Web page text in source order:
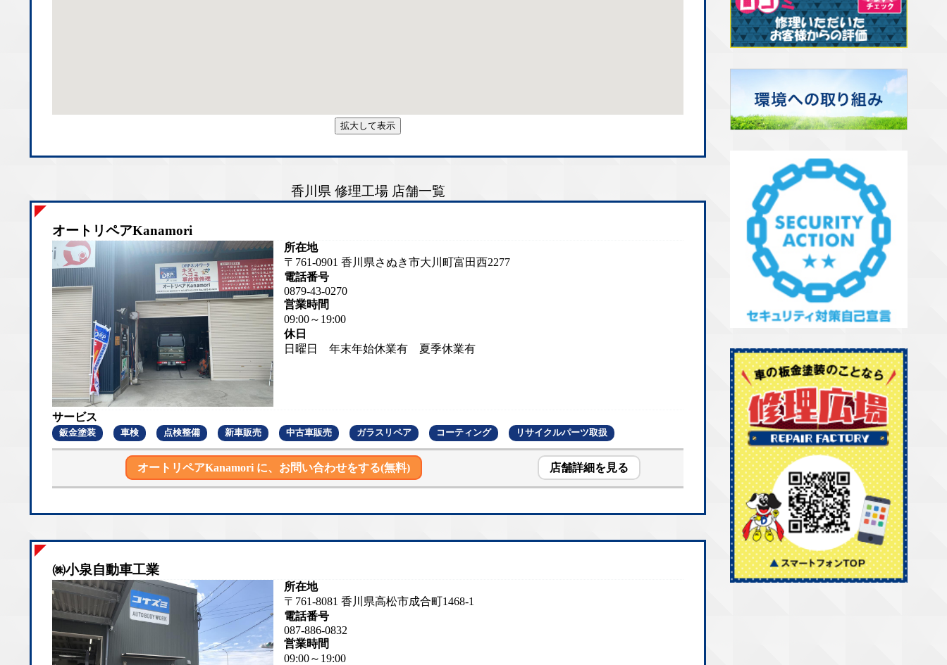
拡大して表示
香川県 修理工場 店舗一覧
オートリペアKanamori
所在地
〒761-0901 香川県さぬき市大川町富田西2277
電話番号
0879-43-0270
営業時間
09:00～19:00
休日
日曜日 年末年始休業有 夏季休業有
サービス
鈑金塗装 車検 点検整備 新車販売 中古車販売 ガラスリペア コーティング リサイクルパーツ取扱
オートリペアKanamori に、 お問い合わせをする(無料) 店舗詳細を見る
㈱小泉自動車工業
所在地
〒761-8081 香川県高松市成合町1468-1
電話番号
087-886-0832
営業時間
09:00～19:00